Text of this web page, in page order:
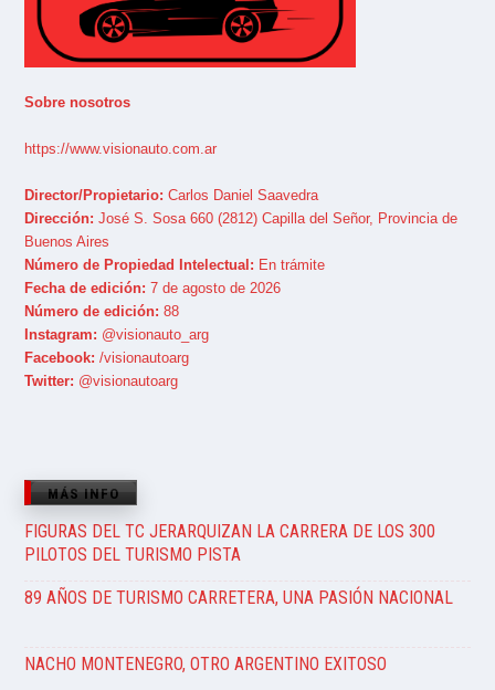
Sobre nosotros
https://www.visionauto.com.ar
Director/Propietario: Carlos Daniel Saavedra
Dirección: José S. Sosa 660 (2812) Capilla del Señor, Provincia de
Buenos Aires
Número de Propiedad Intelectual: En trámite
Fecha de edición: 7 de agosto de 2026
Número de edición: 88
Instagram: @visionauto_arg
Facebook: /visionautoarg
Twitter: @visionautoarg
MÁS INFO
FIGURAS DEL TC JERARQUIZAN LA CARRERA DE LOS 300
PILOTOS DEL TURISMO PISTA
89 AÑOS DE TURISMO CARRETERA, UNA PASIÓN NACIONAL
NACHO MONTENEGRO, OTRO ARGENTINO EXITOSO